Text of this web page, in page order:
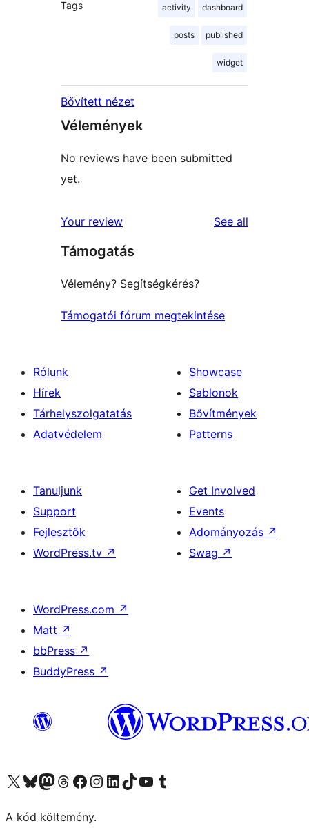
Tags activity dashboard
posts published
widget
Bővített nézet
Vélemények
No reviews have been submitted
yet.
Your review See all
Támogatás
Vélemény? Segítségkérés?
Támogatói fórum megtekintése
Rólunk
Hírek
Tárhelyszolgatatás
Adatvédelem
Showcase
Sablonok
Bővítmények
Patterns
Tanuljunk
Support
Fejlesztők
WordPress.tv ↗
Get Involved
Events
Adományozás ↗
Swag ↗
WordPress.com ↗
Matt ↗
bbPress ↗
BuddyPress ↗
Visit our X (formerly Twitter) account
Visit our Bluesky account
Twitter csatornánk
Visit our Threads account
Facebook oldalunk megtekintése
Visit our Instagram account
Visit our LinkedIn account
Visit our TikTok account
Visit our YouTube channel
Visit our Tumblr account
A kód költemény.